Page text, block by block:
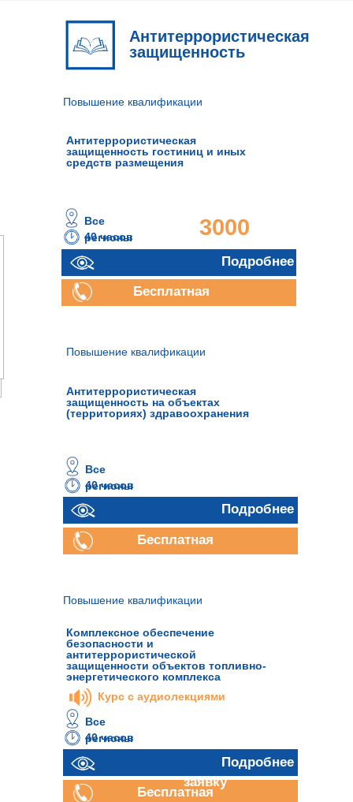
Антитеррористическая
защищенность
40 часов
Антитеррористическая
защищенность на объектах
(территориях) здравоохранения
3000
руб.
Бесплатная
Все
регионы
Повышение квалификации
Повышение квалификации
40 часов
Все
регионы
Подробнее
Бесплатная
Повышение квалификации
40 часов
Отправить
заявку
Все
регионы
Бесплатная
Комплексное обеспечение
безопасности и
антитеррористической
защищенности объектов топливно-
энергетического комплекса
Подробнее
Антитеррористическая
защищенность гостиниц и иных
средств размещения
Подробнее
Курс с аудиолекциями